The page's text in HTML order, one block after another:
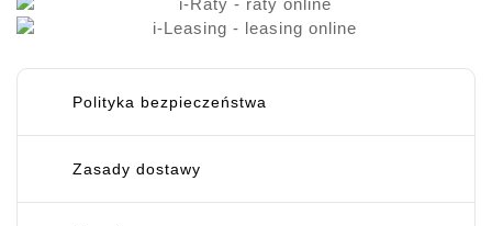
Polityka bezpieczeństwa
Zasady dostawy